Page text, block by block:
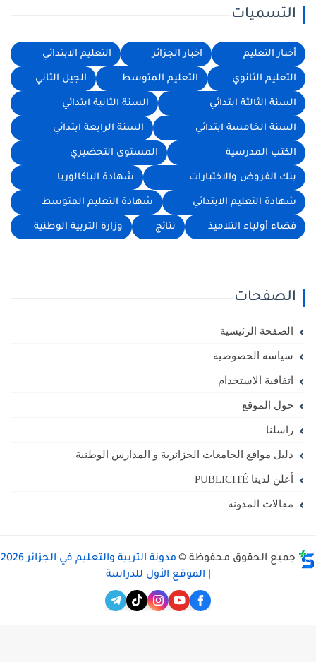
التسميات
أخبار التعليم اخبار الجزائر التعليم الابتدائي
التعليم الثانوي التعليم المتوسط الجيل الثاني
السنة الثالثة ابتدائي السنة الثانية ابتدائي
السنة الخامسة ابتدائي السنة الرابعة ابتدائي
الكتب المدرسية المستوى التحضيري
بنك الفروض والاختبارات شهادة الباكالوريا
شهادة التعليم الابتدائي شهادة التعليم المتوسط
فضاء أولياء التلاميذ نتائج وزارة التربية الوطنية
الصفحات
الصفحة الرئيسية
سياسة الخصوصية
اتفاقية الاستخدام
حول الموقع
راسلنا
دليل مواقع الجامعات الجزائرية و المدارس الوطنية
أعلن لدينا PUBLICITÉ
مقالات المدونة
جميع الحقوق محفوظة ©
مدونة التربية والتعليم في الجزائر 2026
| الموقع الأول للدراسة